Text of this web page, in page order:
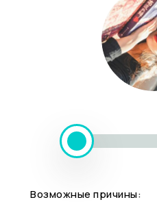
Возможные причины: